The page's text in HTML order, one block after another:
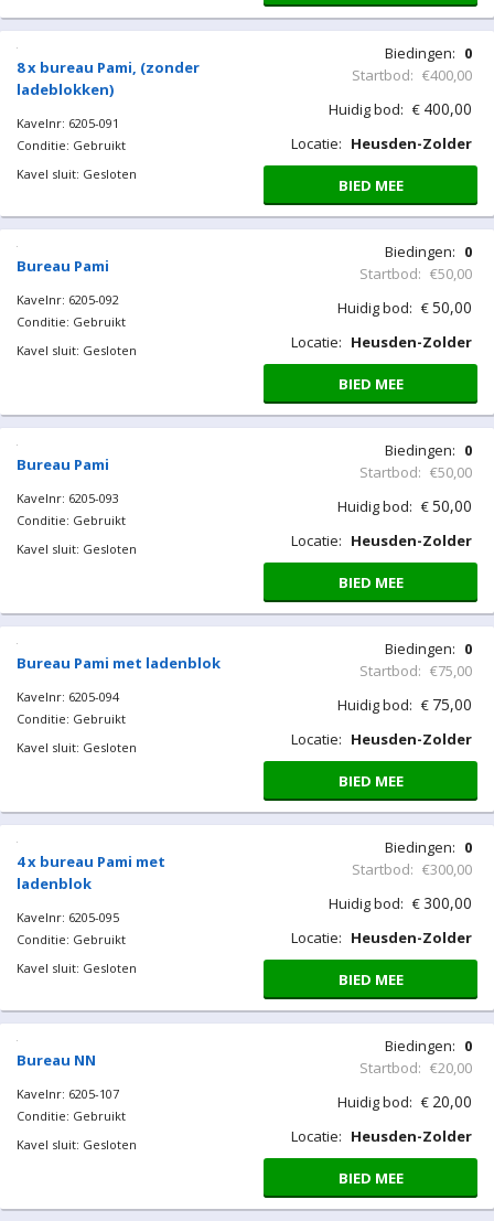
8 x bureau Pami, (zonder
ladeblokken)
Kavelnr: 6205-091
Conditie: Gebruikt
Kavel sluit: Gesloten
Biedingen: 0
Startbod: €400,00
Huidig bod: € 400,00
Locatie: Heusden-Zolder
BIED MEE
Bureau Pami
Kavelnr: 6205-092
Conditie: Gebruikt
Kavel sluit: Gesloten
Biedingen: 0
Startbod: €50,00
Huidig bod: €50,00
Locatie: Heusden-Zolder
BIED MEE
Bureau Pami
Kavelnr: 6205-093
Conditie: Gebruikt
Kavel sluit: Gesloten
Biedingen: 0
Startbod: €50,00
Huidig bod: €50,00
Locatie: Heusden-Zolder
BIED MEE
Bureau Pami met ladenblok
Kavelnr: 6205-094
Conditie: Gebruikt
Kavel sluit: Gesloten
Biedingen: 0
Startbod: €75,00
Huidig bod: € 75,00
Locatie: Heusden-Zolder
BIED MEE
4 x bureau Pami met
ladenblok
Kavelnr: 6205-095
Conditie: Gebruikt
Kavel sluit: Gesloten
Biedingen: 0
Startbod: €300,00
Huidig bod: €300,00
Locatie: Heusden-Zolder
BIED MEE
Bureau NN
Kavelnr: 6205-107
Conditie: Gebruikt
Kavel sluit: Gesloten
Biedingen: 0
Startbod: €20,00
Huidig bod: € 20,00
Locatie: Heusden-Zolder
BIED MEE